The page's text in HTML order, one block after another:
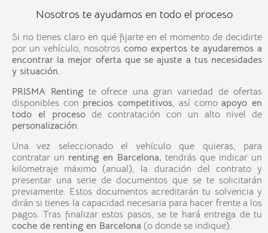
Nosotros te ayudamos en todo el proceso
Si no tienes claro en qué fijarte en el momento de decidirte
por un vehículo, nosotros como expertos te ayudaremos a
encontrar la mejor oferta que se ajuste a tus necesidades
y situación.
PRISMA Renting te ofrece una gran variedad de ofertas
disponibles con precios competitivos, así comoapoyo en
todo el proceso de contratación con un alto nivel de
personalización.
Una vez seleccionado el vehículo que quieras, para
contratar un renting en Barcelona, tendrás que indicar un
kilometraje máximo (anual), la duración del contrato y
presentar una serie de documentos que se te solicitarán
previamente. Estos documentos acreditarán tu solvencia y
dirán si tienes la capacidad necesaria para hacer frente a los
pagos. Tras finalizar estos pasos, se te hará entrega de tu
coche de renting en Barcelona (o donde se indique).